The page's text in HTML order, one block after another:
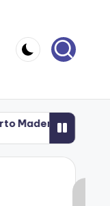
07/08/2026
07/08/2026